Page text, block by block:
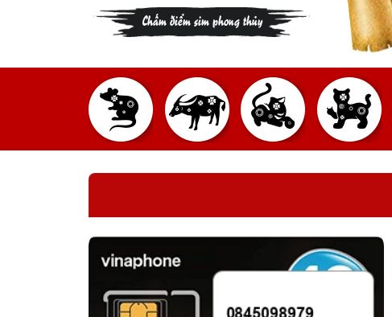
Chấm điểm sim phong thủy